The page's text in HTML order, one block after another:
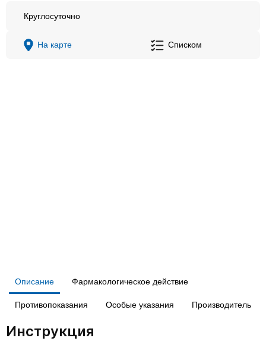
Круглосуточно
На карте Списком
Описание Фармакологическое действие
Противопоказания Особые указания Производитель
Инструкция